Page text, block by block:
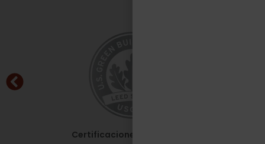
Certificaciones - Leed Silver